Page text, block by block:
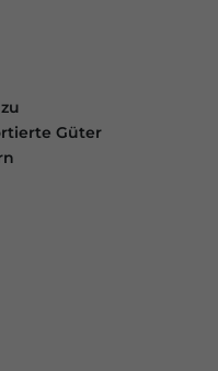
Güter